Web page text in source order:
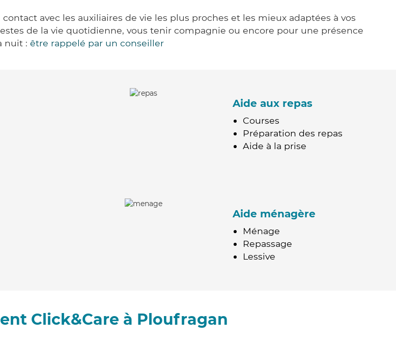
avec les auxiliaires de vie les plus proches et les mieux adaptées à vos
de la vie quotidienne, vous tenir compagnie ou encore pour une présence
nuit : être rappelé par un conseiller
Aide aux repas
Courses
Préparation des repas
Aide à la prise
Aide ménagère
Ménage
Repassage
Lessive
Click&Care à Ploufragan